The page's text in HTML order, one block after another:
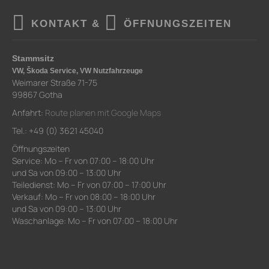
KONTAKT & ÖFFNUNGSZEITEN
Stammsitz
VW, Škoda Service, VW Nutzfahrzeuge
Weimarer Straße 71-75
99867 Gotha
Anfahrt: Route planen mit Google Maps
Tel.: +49 (0) 3621 45040
Öffnungszeiten
Service: Mo – Fr von 07:00 – 18:00 Uhr
und Sa von 09:00 – 13:00 Uhr
Teiledienst: Mo – Fr von 07:00 – 17:00 Uhr
Verkauf: Mo – Fr von 08:00 – 18:00 Uhr
und Sa von 09:00 – 13:00 Uhr
Waschanlage: Mo – Fr von 07:00 – 18:00 Uhr